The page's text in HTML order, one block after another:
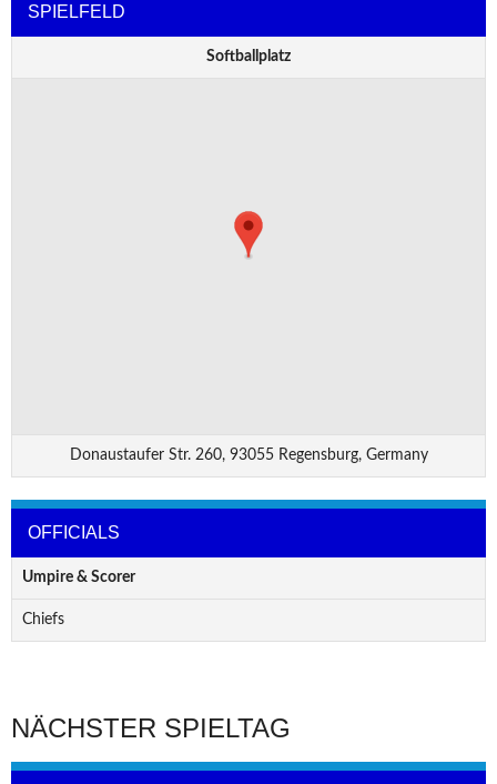
SPIELFELD
Softballplatz
Donaustaufer Str. 260, 93055 Regensburg, Germany
OFFICIALS
Umpire & Scorer
Chiefs
NÄCHSTER SPIELTAG